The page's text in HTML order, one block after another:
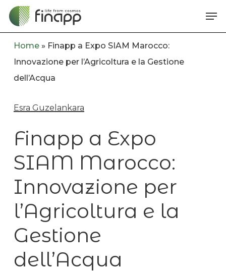
Skip
Home» Finapp a Expo SIAM Marocco:
Innovazione per l’Agricoltura e la Gestione
dell’Acqua
Esra Guzelankara
Finapp a Expo
SIAM Marocco:
Innovazione per
l’Agricoltura e la
Gestione
dell’Acqua